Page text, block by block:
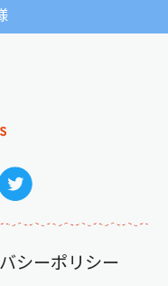
シーポリシー